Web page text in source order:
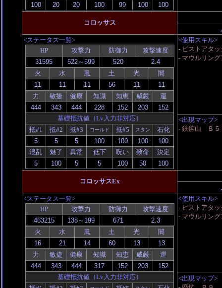
コロッサス
<ステータス一覧>
HP
攻撃力 防御力 攻撃速度
火 水 風 土 光 闇
力 敏捷 健康 知識 知恵 威厳 運
基礎抵抗値（Lv入力非対応）
抵#1
抵#2 抵#3 コールド 抵#5 スタン 石化
混乱 魅了 異常 低下 呪い 致命 決定
<使用スキル>
- ピストアタッ
- マウルリン
<出現マップ>
- 鉄鉱山 Ｂ５
コロッサスEx
<ステータス一覧>
HP
攻撃力 防御力 攻撃速度
火 水 風 土 光 闇
力 敏捷 健康 知識 知恵 威厳 運
基礎抵抗値（Lv入力非対応）
<使用スキル>
- ピストアタッ
- マウルリン
<出現マップ>